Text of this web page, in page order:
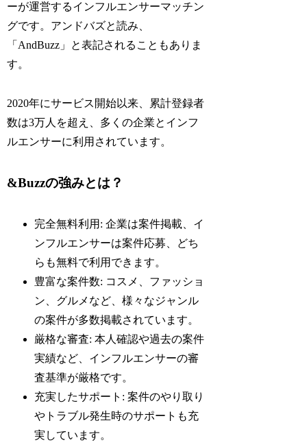
ーが運営するインフルエンサーマッチン
グです。アンドバズと読み、
「AndBuzz」と表記されることもありま
す。
2020年にサービス開始以来、累計登録者
数は3万人を超え、多くの企業とインフ
ルエンサーに利用されています。
&Buzzの強みとは？
完全無料利用: 企業は案件掲載、イ
ンフルエンサーは案件応募、どち
らも無料で利用できます。
豊富な案件数: コスメ、ファッショ
ン、グルメなど、様々なジャンル
の案件が多数掲載されています。
厳格な審査: 本人確認や過去の案件
実績など、インフルエンサーの審
査基準が厳格です。
充実したサポート: 案件のやり取り
やトラブル発生時のサポートも充
実しています。